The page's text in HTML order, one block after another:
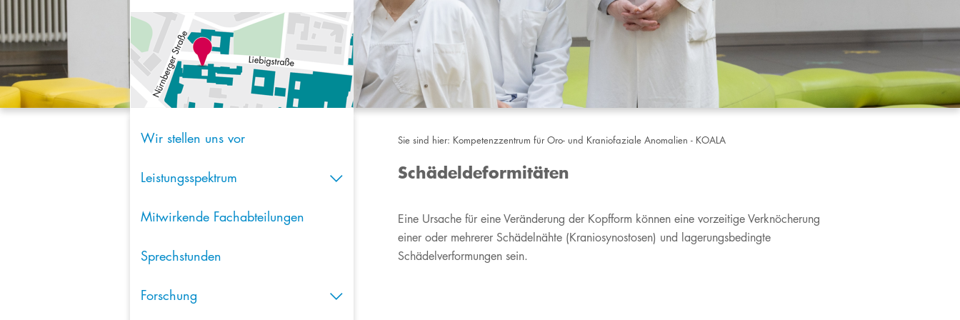
Wir stellen uns vor
Leistungsspektrum
Mitwirkende Fachabteilungen
Sprechstunden
Forschung
Sie sind hier: Kompetenzzentrum für Oro- und Kraniofaziale Anomalien - KOALA
Schädeldeformitäten
​Eine Ursache für eine Veränderung der Kopfform können eine vorzeitige Verknöcherung
einer oder mehrerer Schädelnähte (Kraniosynostosen) und lagerungsbedingte
Schädelverformungen sein.